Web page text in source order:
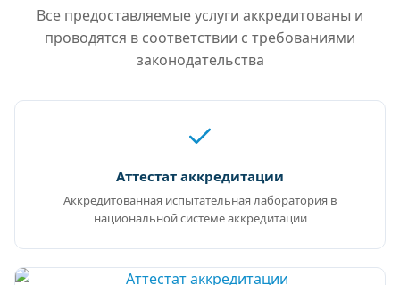
Все предоставляемые услуги аккредитованы и
проводятся в соответствии с требованиями
законодательства
Аттестат аккредитации
Аккредитованная испытательная лаборатория в
национальной системе аккредитации